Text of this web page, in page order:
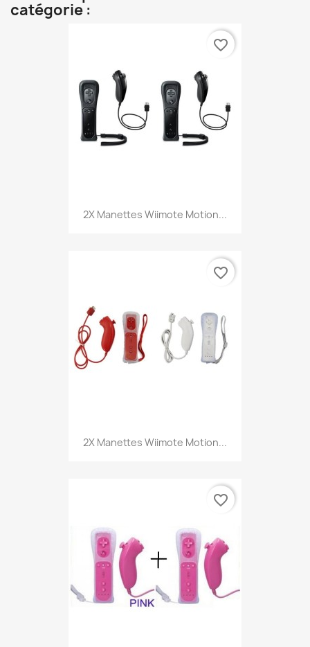
catégorie :
2X Manettes Wiimote Motion...
favorite_border
2X Manettes Wiimote Motion...
favorite_border
favorite_border